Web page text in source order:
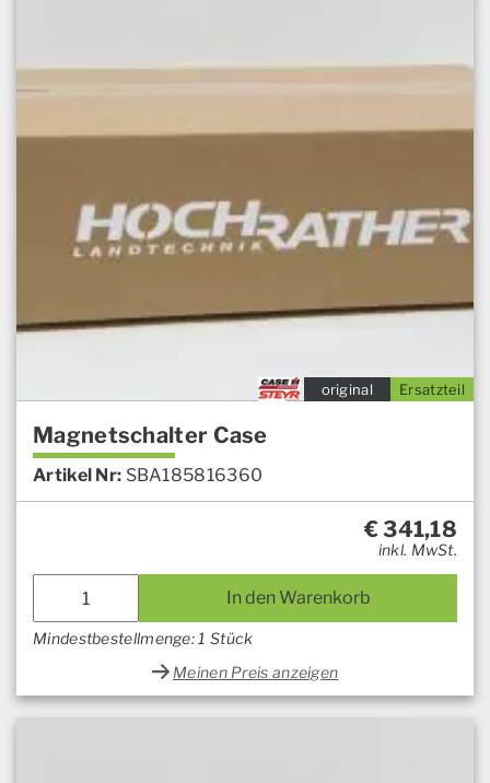
Ersatzteil
original
Magnetschalter Case
Artikel Nr: SBA185816360
€341,18
inkl. MwSt.
In den Warenkorb
Mindestbestellmenge: 1 Stück
Meinen Preis anzeigen